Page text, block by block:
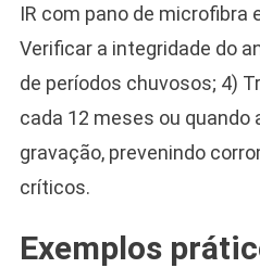
IR com pano de microfibra
Verificar a integridade do
de períodos chuvosos; 4)
cada 12 meses ou quando
gravação, prevenindo
críticos.
Exemplos